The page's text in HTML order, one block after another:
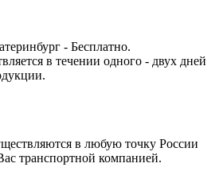
- Бесплатно.
в течении одного - двух дней
в любую точку России
транспортной компанией.